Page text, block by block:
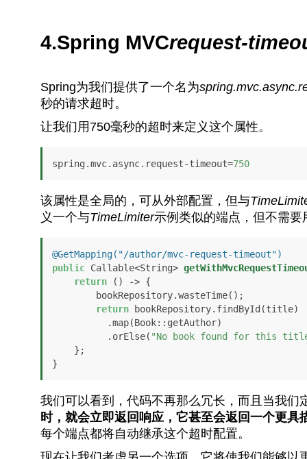
4.Spring MVCrequest-
Spring为我们提供了一个名为
秒的请求超时。
让我们用750毫秒的超时来定义这个属性。
spring.mvc.async.request-timeout=750
该属性是全局的，可从外部配置，但与
义一个与TimeLimiter示例类似的端点，但不需要
@GetMapping("/author/mvc-request-timeout")
public Callable<String>
return () -> {
return bookRepository.findById(title)
          .orElse(
"No book found for this
}
我们可以看到，代码不再那么冗长，而且当我
时，就会立即返回响应，它甚至会返回一个更
每个端点都将自动继承这个超时配置。